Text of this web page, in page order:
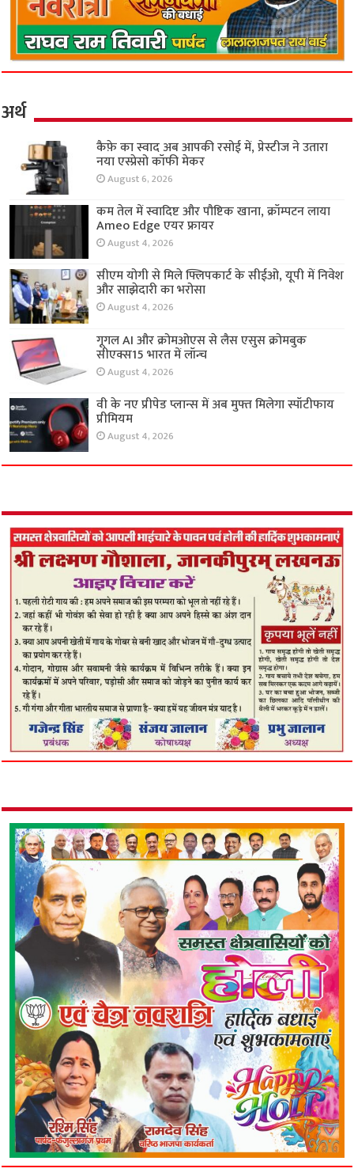
अर्थ
कैफ़े का स्वाद अब आपकी रसोई में, प्रेस्टीज ने उतारा
नया एस्प्रेसो कॉफी मेकर
August 6, 2026
कम तेल में स्वादिष्ट और पौष्टिक खाना, क्रॉम्पटन लाया
Ameo Edge एयर फ्रायर
August 4, 2026
सीएम योगी से मिले फ्लिपकार्ट के सीईओ, यूपी में निवेश
और साझेदारी का भरोसा
August 4, 2026
गूगल AI और क्रोमओएस से लैस एसुस क्रोमबुक
सीएक्स15 भारत में लॉन्च
August 4, 2026
वी के नए प्रीपेड प्लान्स में अब मुफ्त मिलेगा स्पॉटीफाय
प्रीमियम
August 4, 2026